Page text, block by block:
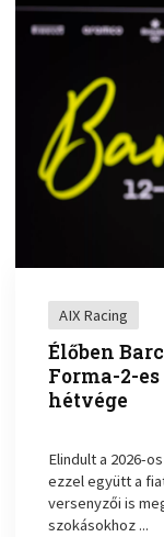
AIX Racing
Élőben
Forma-2-
hétvége
Elindult a 2026-
ezzel együtt a
versenyzői is
szokásokhoz ...